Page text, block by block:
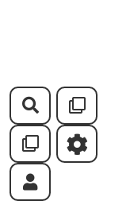
Rechercher